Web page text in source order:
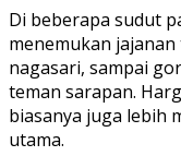
Di beberapa sudut
menemukan
nagasari, sampai
teman sarapan.
biasanya juga lebih
utama.